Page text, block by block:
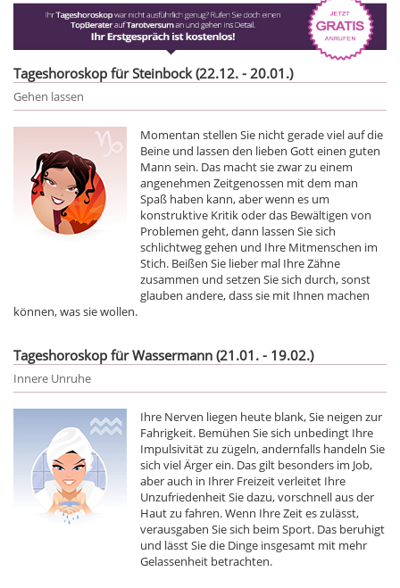
Tageshoroskop für Steinbock (22.12. - 20.01.)
Gehen lassen
Momentan stellen Sie nicht gerade viel auf die
Beine und lassen den lieben Gott einen guten
Mann sein. Das macht sie zwar zu einem
angenehmen Zeitgenossen mit dem man
Spaß haben kann, aber wenn es um
konstruktive Kritik oder das Bewältigen von
Problemen geht, dann lassen Sie sich
schlichtweg gehen und Ihre Mitmenschen im
Stich. Beißen Sie lieber mal Ihre Zähne
zusammen und setzen Sie sich durch, sonst
glauben andere, dass sie mit Ihnen machen
können, was sie wollen.
Tageshoroskop für Wassermann (21.01. - 19.02.)
Innere Unruhe
Ihre Nerven liegen heute blank, Sie neigen zur
Fahrigkeit. Bemühen Sie sich unbedingt Ihre
Impulsivität zu zügeln, andernfalls handeln Sie
sich viel Ärger ein. Das gilt besonders im Job,
aber auch in Ihrer Freizeit verleitet Ihre
Unzufriedenheit Sie dazu, vorschnell aus der
Haut zu fahren. Wenn Ihre Zeit es zulässt,
verausgaben Sie sich beim Sport. Das beruhigt
und lässt Sie die Dinge insgesamt mit mehr
Gelassenheit betrachten.